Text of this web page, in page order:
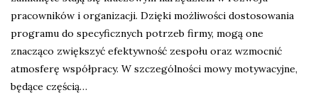
pracowników i organizacji. Dzięki możliwości dostosowania
programu do specyficznych potrzeb firmy, mogą one
znacząco zwiększyć efektywność zespołu oraz wzmocnić
atmosferę współpracy. W szczególności mowy motywacyjne,
będące częścią…